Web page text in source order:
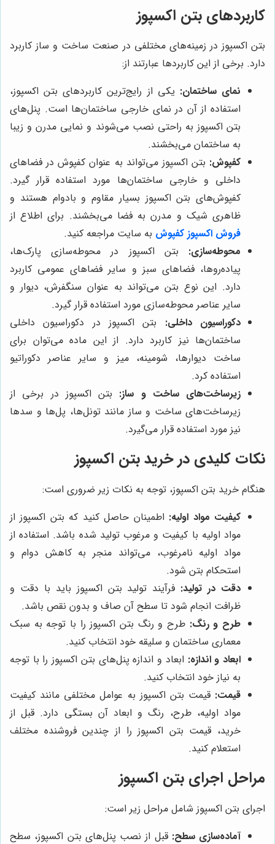
کاربردهای بتن اکسپوز
بتن اکسپوز در زمینه‌های مختلفی در صنعت ساخت و ساز کاربرد
دارد. برخی از این کاربردها عبارتند از:
نمای ساختمان: یکی از رایج‌ترین کاربردهای بتن اکسپوز،
استفاده از آن در نمای خارجی ساختمان‌ها است. پنل‌های
بتن اکسپوز به راحتی نصب می‌شوند و نمایی مدرن و زیبا
به ساختمان می‌بخشند.
کفپوش: بتن اکسپوز می‌تواند به عنوان کفپوش در فضاهای
داخلی و خارجی ساختمان‌ها مورد استفاده قرار گیرد.
کفپوش‌های بتن اکسپوز بسیار مقاوم و بادوام هستند و
ظاهری شیک و مدرن به فضا می‌بخشند. برای اطلاع از
فروش اکسپوز کفپوش به سایت مراجعه کنید.
محوطه‌سازی: بتن اکسپوز در محوطه‌سازی پارک‌ها،
پیاده‌روها، فضاهای سبز و سایر فضاهای عمومی کاربرد
دارد. این نوع بتن می‌تواند به عنوان سنگفرش، دیوار و
سایر عناصر محوطه‌سازی مورد استفاده قرار گیرد.
دکوراسیون داخلی: بتن اکسپوز در دکوراسیون داخلی
ساختمان‌ها نیز کاربرد دارد. از این ماده می‌توان برای
ساخت دیوارها، شومینه، میز و سایر عناصر دکوراتیو
استفاده کرد.
زیرساخت‌های ساخت و ساز: بتن اکسپوز در برخی از
زیرساخت‌های ساخت و ساز مانند تونل‌ها، پل‌ها و سدها
نیز مورد استفاده قرار می‌گیرد.
نکات کلیدی در خرید بتن اکسپوز
هنگام خرید بتن اکسپوز، توجه به نکات زیر ضروری است:
کیفیت مواد اولیه: اطمینان حاصل کنید که بتن اکسپوز از
مواد اولیه با کیفیت و مرغوب تولید شده باشد. استفاده از
مواد اولیه نامرغوب، می‌تواند منجر به کاهش دوام و
استحکام بتن شود.
دقت در تولید: فرآیند تولید بتن اکسپوز باید با دقت و
ظرافت انجام شود تا سطح آن صاف و بدون نقص باشد.
طرح و رنگ: طرح و رنگ بتن اکسپوز را با توجه به سبک
معماری ساختمان و سلیقه خود انتخاب کنید.
ابعاد و اندازه: ابعاد و اندازه پنل‌های بتن اکسپوز را با توجه
به نیاز خود انتخاب کنید.
قیمت: قیمت بتن اکسپوز به عوامل مختلفی مانند کیفیت
مواد اولیه، طرح، رنگ و ابعاد آن بستگی دارد. قبل از
خرید، قیمت بتن اکسپوز را از چندین فروشنده مختلف
استعلام کنید.
مراحل اجرای بتن اکسپوز
اجرای بتن اکسپوز شامل مراحل زیر است:
آماده‌سازی سطح: قبل از نصب پنل‌های بتن اکسپوز، سطح